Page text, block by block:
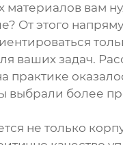
вам
От этого
задач.
выбрали более
не только